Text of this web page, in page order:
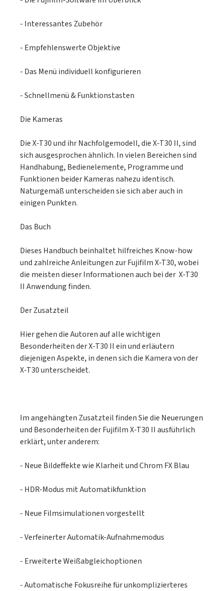
- Interessantes Zubehör
- Empfehlenswerte Objektive
- Das Menü individuell konfigurieren
- Schnellmenü & Funktionstasten
Die Kameras
Die X-T30 und ihr Nachfolgemodell, die X-T30 II, sind
sich ausgesprochen ähnlich. In vielen Bereichen sind
Handhabung, Bedienelemente, Programme und
Funktionen beider Kameras nahezu identisch.
Naturgemäß unterscheiden sie sich aber auch in
einigen Punkten.
Das Buch
Dieses Handbuch beinhaltet hilfreiches Know-how
und zahlreiche Anleitungen zur Fujifilm X-T30, wobei
die meisten dieser Informationen auch bei der X-T30
II Anwendung finden.
Der Zusatzteil
Hier gehen die Autoren auf alle wichtigen
Besonderheiten der X-T30 II ein und erläutern
diejenigen Aspekte, in denen sich die Kamera von der
X-T30 unterscheidet.
Im angehängten Zusatzteil finden Sie die Neuerungen
und Besonderheiten der Fujifilm X-T30 II ausführlich
erklärt, unter anderem:
- Neue Bildeffekte wie Klarheit und Chrom FX Blau
- HDR-Modus mit Automatikfunktion
- Neue Filmsimulationen vorgestellt
- Verfeinerter Automatik-Aufnahmemodus
- Erweiterte Weißabgleichoptionen
- Automatische Fokusreihe für unkomplizierteres